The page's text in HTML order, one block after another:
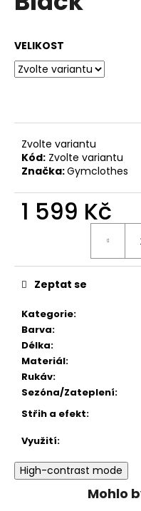
VELIKOST
Zvolte variantu
Kód: Zvolte variantu
Značka:Gymclothes
1 599 Kč
Kategorie:
Barva:
Délka:
Materiál:
Rukáv:
Sezóna/Zateplení:
Střih a efekt:
Využití:
Zeptat se
High-contrast mode
e
m
e